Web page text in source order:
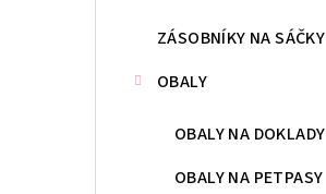
ZÁSOBNÍKY NA SÁČKY
OBALY
OBALY NA DOKLADY
OBALY NA PETPASY